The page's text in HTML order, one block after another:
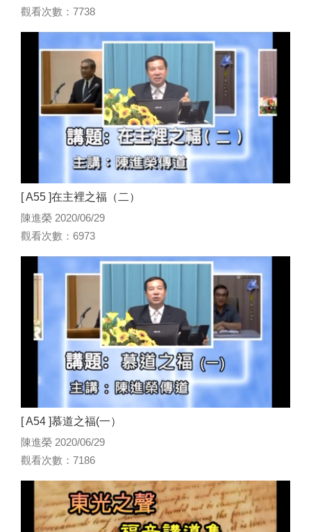
觀看次數：7738
[ A55 ]在主裡之福（二）
陳進榮 2020/06/29
觀看次數：6973
[ A54 ]慕道之福(一）
陳進榮 2020/06/29
觀看次數：7186